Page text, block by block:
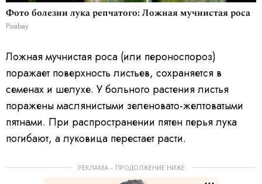
Фото болезни лука репчатого: Ложная мучнистая роса
Pixabay
Ложная мучнистая роса (или пероноспороз)
поражает поверхность листьев, сохраняется в
семенах и шелухе. У больного растения листья
поражены маслянистыми зеленовато-желтоватыми
пятнами. При распространении пятен перья лука
погибают, а луковица перестает расти.
РЕКЛАМА – ПРОДОЛЖЕНИЕ НИЖЕ